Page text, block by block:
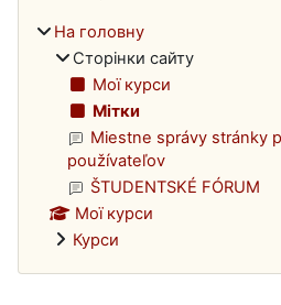
На головну
Сторінки сайту
Мої курси
Мітки
Miestne správy stránky
používateľov
ŠTUDENTSKÉ FÓRUM
Мої курси
Курси